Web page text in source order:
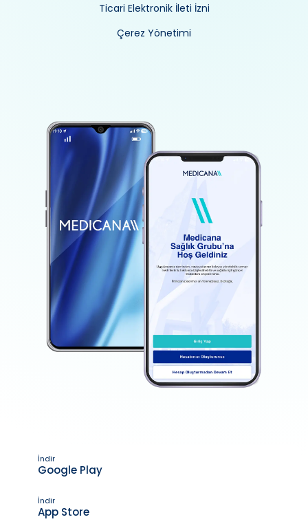
Ticari Elektronik İleti İzni
Çerez Yönetimi
İndir
Google Play
İndir
App Store